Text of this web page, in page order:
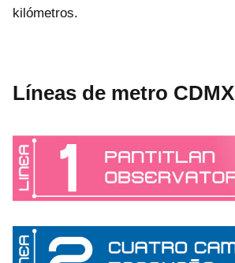
kilómetros.
Líneas de metro CDMX